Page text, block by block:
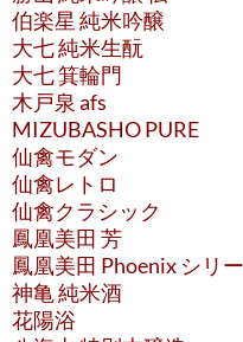
伯楽星 純米吟醸
大七 純米生酛
大七 箕輪門
木戸泉 afs
MIZUBASHO PURE
仙禽モダン
仙禽レトロ
仙禽クラシック
鳳凰美田 芳
鳳凰美田 Phoenix シリ
神亀 純米酒
花陽浴